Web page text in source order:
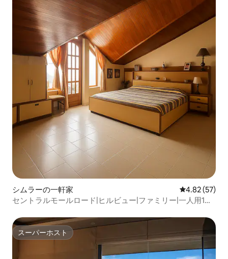
シムラーの一軒家 レビュー57
4.82 (57)
セントラルモールロード|ヒルビュー|ファミリー|一人用1ベ
スーパーホスト
スーパーホスト